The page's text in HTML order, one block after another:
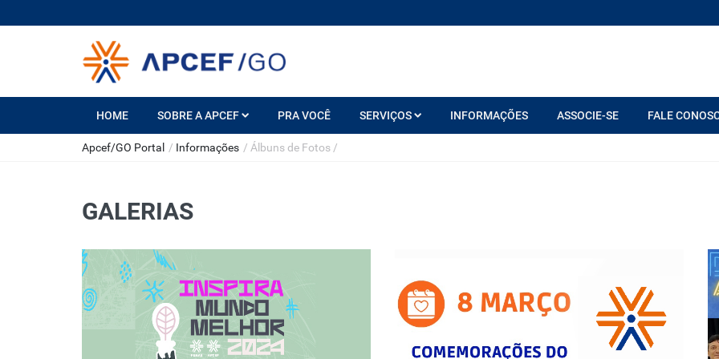
HOME SOBRE A APCEF PRA VOCÊ SERVIÇOS INFORMAÇÕES ASSOCIE-SE FALE
Apcef/GO Portal / Informações / Álbuns de Fotos /
GALERIAS